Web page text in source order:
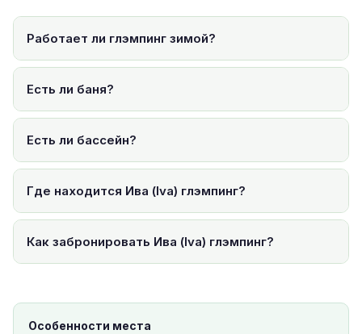
Работает ли глэмпинг зимой?
Есть ли баня?
Есть ли бассейн?
Где находится Ива (Iva) глэмпинг?
Как забронировать Ива (Iva) глэмпинг?
Особенности места